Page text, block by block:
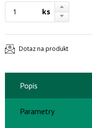
ks
Dotaz na produkt
Popis
Parametry